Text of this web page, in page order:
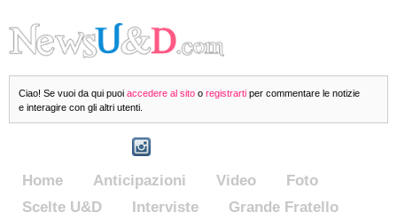
Ciao! Se vuoi da qui puoi accedere al sito o registrarti per commentare le notizie
e interagire con gli altri utenti.
Home Anticipazioni Video
Foto
Scelte U&D
Interviste
Grande Fratello